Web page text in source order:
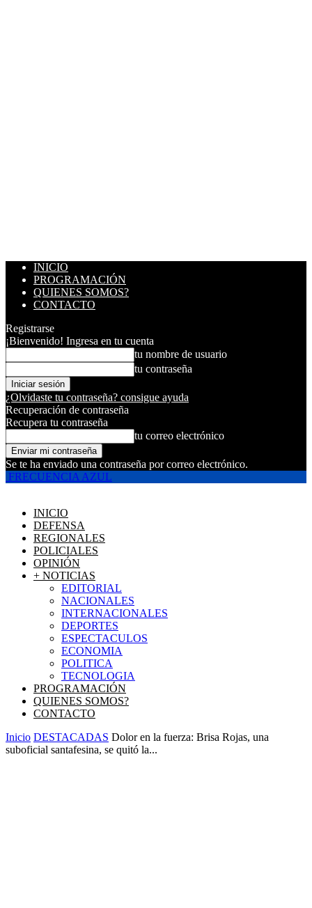
INICIO
PROGRAMACIÓN
QUIENES SOMOS?
CONTACTO
Registrarse
¡Bienvenido! Ingresa en tu cuenta
tu nombre de usuario
tu contraseña
¿Olvidaste tu contraseña? consigue ayuda
Recuperación de contraseña
Recupera tu contraseña
tu correo electrónico
Se te ha enviado una contraseña por correo electrónico.
FRECUENCIA AZUL
INICIO
DEFENSA
REGIONALES
POLICIALES
OPINIÓN
+ NOTICIAS
EDITORIAL
NACIONALES
INTERNACIONALES
DEPORTES
ESPECTACULOS
ECONOMIA
POLITICA
TECNOLOGIA
PROGRAMACIÓN
QUIENES SOMOS?
CONTACTO
Inicio DESTACADAS Dolor en la fuerza: Brisa Rojas, una
suboficial santafesina, se quitó la...